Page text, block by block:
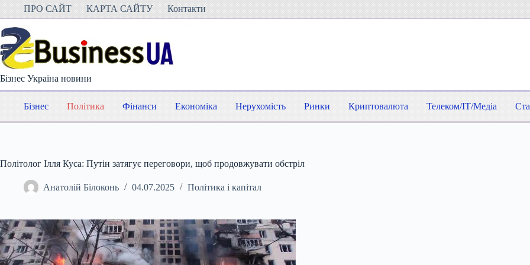
Перейти
вмісту
ПРО САЙТ КАРТА САЙТУ Контакти
Бізнес Україна новини
Бізнес Політика Фінанси Економіка Нерухомість Ринки Криптовалюта Телеком/IT/Медіа
Політолог Ілля Куса: Путін затягує переговори, щоб продовжувати обстріл
Анатолій Білоконь 04.07.2025 Політика і капітал